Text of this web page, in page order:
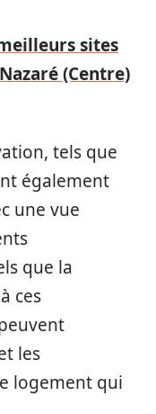
sites
(Centre)
tels que
également
une vue
que la
ces
les
logement qui